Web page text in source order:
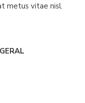
metus vitae nisl.